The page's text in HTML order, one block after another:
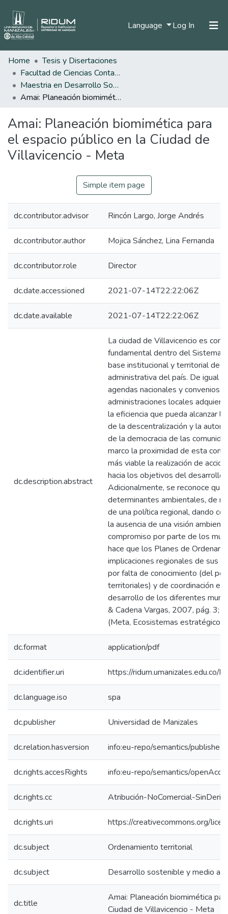
Language Log In (current)
Statistics
Home
Tesis y Disertaciones
Facultad de Ciencias Contables Económicas y Administrativas
Maestria en Desarrollo Sostenible y Medio Ambiente
Amai: Planeación biomimética para el espacio público en la Ciudad de Villavicencio - Meta
Amai: Planeación biomimética para
el espacio público en la Ciudad de
Villavicencio - Meta
Simple item page
dc.contributor.advisor Rincón Largo, Jorge Andrés
dc.contributor.author Mojica Sánchez, Lina Fernanda
dc.contributor.role Director
dc.date.accessioned 2021-07-14T22:22:06Z
dc.date.available 2021-07-14T22:22:06Z
dc.description.abstract
La ciudad de Villavicencio es
fundamental dentro del Sistema
base institucional y territorial de
administrativa del país. De igual
agendas nacionales y convenios
administraciones locales
la eficiencia que pueda alcanzar
de la descentralización y la
de la democracia de las
marco la proximidad de esta con
más viable la realización de
hacia los objetivos del desarrollo
Adicionalmente, se reconoce que
determinantes ambientales, de
de una política regional, dando
la ausencia de una visión
compromiso por parte de los
hace que los Planes de
implicaciones regionales de sus
por falta de conocimiento (del
territoriales) y de coordinación
desarrollo de los diferentes
& Cadena Vargas, 2007, pág. 3;
(Meta, Ecosistemas
dc.format application/pdf
dc.identifier.uri https://
dc.language.iso spa
dc.publisher Universidad de Manizales
dc.relation.hasversion info:eu-repo/semantics/
dc.rights.accesRights info:eu-repo/semantics/
dc.rights.cc Atribución-NoComercial-
dc.rights.uri https://creativecommons.org/
dc.subject Ordenamiento territorial
dc.subject Desarrollo sostenible y medio
dc.title
Amai: Planeación biomimética
Ciudad de Villavicencio - Meta